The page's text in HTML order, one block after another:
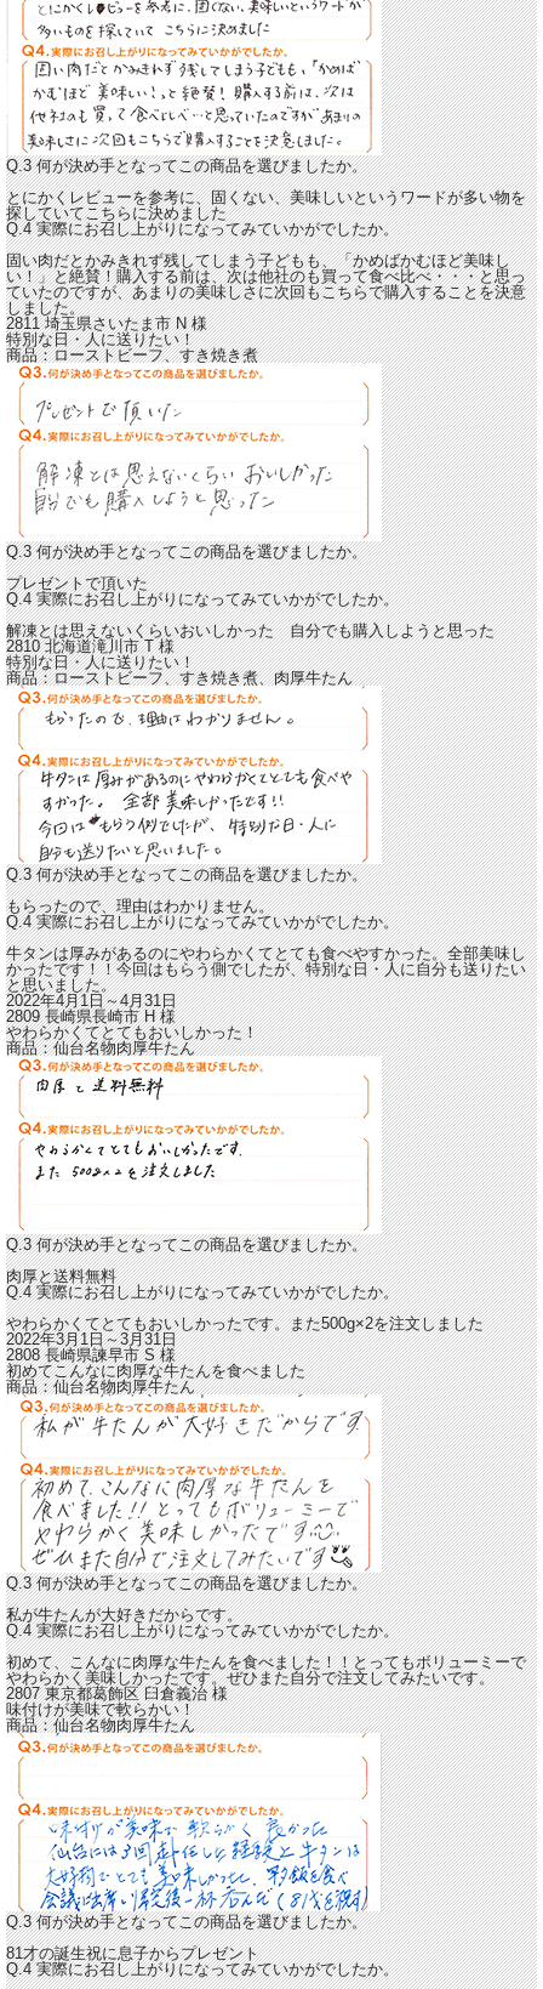
Q.3 何が決め手となってこの商品を選びましたか。
とにかくレビューを参考に、固くない、美味しいというワードが多い物を
探していてこちらに決めました
Q.4 実際にお召し上がりになってみていかがでしたか。
固い肉だとかみきれず残してしまう子どもも、「かめばかむほど美味し
い！」と絶賛！購入する前は、次は他社のも買って食べ比べ・・・と思っ
ていたのですが、あまりの美味しさに次回もこちらで購入することを決意
しました。
2811 埼玉県さいたま市N様
特別な日・人に送りたい！
商品：ローストビーフ、すき焼き煮
Q.3 何が決め手となってこの商品を選びましたか。
プレゼントで頂いた
Q.4 実際にお召し上がりになってみていかがでしたか。
解凍とは思えないくらいおいしかった自分でも購入しようと思った
2810 北海道滝川市T様
特別な日・人に送りたい！
商品：ローストビーフ、すき焼き煮、肉厚牛たん
Q.3 何が決め手となってこの商品を選びましたか。
もらったので、理由はわかりません。
Q.4 実際にお召し上がりになってみていかがでしたか。
牛タンは厚みがあるのにやわらかくてとても食べやすかった。全部美味し
かったです！！今回はもらう側でしたが、特別な日・人に自分も送りたい
と思いました。
2022年4月1日～4月31日
2809 長崎県長崎市H様
やわらかくてとてもおいしかった！
商品：仙台名物肉厚牛たん
Q.3 何が決め手となってこの商品を選びましたか。
肉厚と送料無料
Q.4 実際にお召し上がりになってみていかがでしたか。
やわらかくてとてもおいしかったです。また500g×2を注文しました
2022年3月1日～3月31日
2808 長崎県諫早市S様
初めてこんなに肉厚な牛たんを食べました
商品：仙台名物肉厚牛たん
Q.3 何が決め手となってこの商品を選びましたか。
私が牛たんが大好きだからです。
Q.4 実際にお召し上がりになってみていかがでしたか。
初めて、こんなに肉厚な牛たんを食べました！！とってもボリューミーで
やわらかく美味しかったです。ぜひまた自分で注文してみたいです。
2807 東京都葛飾区臼倉義治様
味付けが美味で軟らかい！
商品：仙台名物肉厚牛たん
Q.3 何が決め手となってこの商品を選びましたか。
81才の誕生祝に息子からプレゼント
Q.4 実際にお召し上がりになってみていかがでしたか。